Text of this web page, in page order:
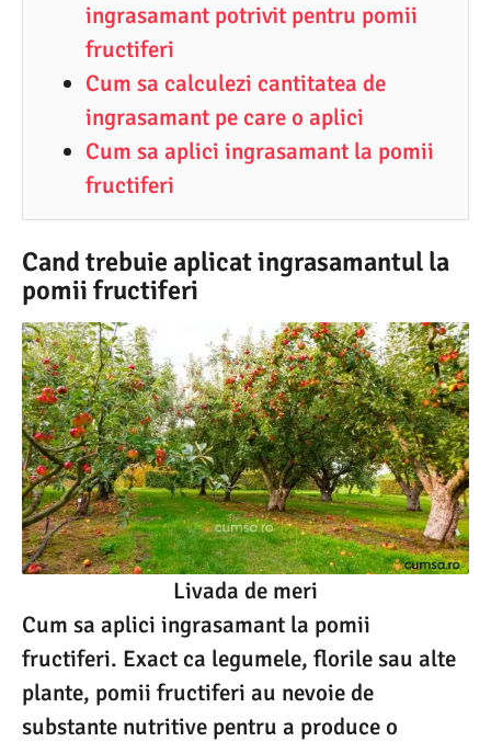
ingrasamant potrivit pentru pomii
fructiferi
Cum sa calculezi cantitatea de
ingrasamant pe care o aplici
Cum sa aplici ingrasamant la pomii
fructiferi
Cand trebuie aplicat ingrasamantul la
pomii fructiferi
Livada de meri
Cum sa aplici ingrasamant la pomii
fructiferi. Exact ca legumele, florile sau alte
plante, pomii fructiferi au nevoie de
substante nutritive pentru a produce o